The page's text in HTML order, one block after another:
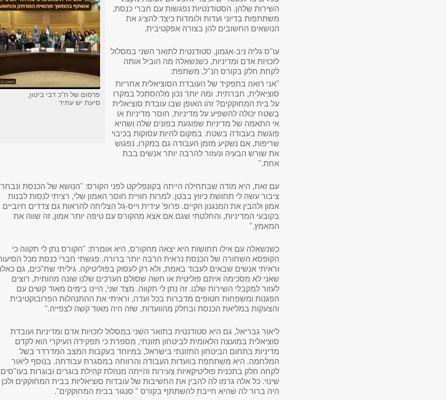
פרסום של ח"כ דבי ביטון,
סיעת יש עתיד
השירות שלהן. הסטודנטיות נפגשות עם חברי כנסת,
משתתפות בדיוני ועדות ולומדות כיצד להציג את
הנושאים החשובים להן בצורה אפקטיבית.
עו"ס גליה ניב-אגמון, סטודנטית לתואר השני במסלול
לזכויות אדם ומדיניות, כשנשאלה מה הוביל אותה
לקחת חלק בקורס הנ"ל, משתפת:
"אני רואה בתפקיד של העובדת הסוציאלית אחריות
סוציאלית, חברתית. ומה יותר נכון מלהסתכל במקרו
על בית המחוקקים? זהו האופן שבו עובדת סוציאלית
בשטח יכולה להשפיע על מדיניות, חוסר מדיניות או
אי התאמה של מדיניות שפוגעת בפונים שלה ושהיא
פוגשת בעבודה בשטח. במקום להיות עסוקות בכיבוי
שריפות, אם נשקיע מזמן העבודה גם במקרו, נפגוש
את שורש הבעיה ונעזור להרבה יותר אנשים בבת
אחת."
עם זאת, היא מודה שבתחילה הייתה בקונפליקט לפני הקורס: "הנושא של הכנסת
ציבור עשה לי תחושת כיווץ בבטן. למרות חוויית חוסר האמון שלי, רציתי לנסות לבנות
אמון ולהבין את המנגנון הקיים. פרופ' עידית וייס-גל הצליחה להראות גם צדדים חיוביים
בקובעי המדיניות, והחלטתי שגם אם אצא מהקורס עם טיפה יותר אמון, זה שווה את
המאמץ."
כשנשאלה עם אילו תחושות היא יצאה מהקורס, היא אומרת: "הקורס נתן לי תקווה כי
הקופסא השחורה של הכנסת נראית הרבה יותר ברורה. פגשתי חברי כנסת מכל
וראיתי אנשים שבאים לעבוד באמת, ולא רק לעסוק בפוליטיקה. גיליתי שח"כים, גם
שאני לא מסכימה איתם פוליטית או חשה שסולם הערכים שלנו שונה מהותית, רוצים
לעזור למקבלי השירות שלנו. זה נתן לי תקווה. מצד שני, היינו בימים מאוד קשים עם
הפגנות ומשפחות חטופים מדברות בכל ועדה, וראיתי את ההתנהלות הפרובוקטיבית
והצעקות במליאת הכנסת ובחלק מהוועדות, שזה היה מאוד קשה לצפייה."
ליאור גבריאל, גם היא סטודנטית בתואר השני במסלול לזכויות אדם ומדיניות ועובדת
סוציאלית במועצה הלאומית לביטחון תזונתי, מספרת כי תפקידה העיקרי הוא לקדם
מדיניות בתחום הביטחון התזונתי בישראל, במיוחד בעקבות המצב המדרדר בשל
המלחמה. היא משתתפת בוועדות העבודה והרווחה במסגרת עבודתה. בנוסף ליאור
לקחה חלק בתכנית פוליטיקאיות צעירות והייתה מנהלת קהילת בוגרים ובוגרות בעו"סים
שינוי. כל אלה גרמו לה להבין את החשיבות של עובדות סוציאליות בבית המחוקקים ולכן
היה ברור לה שהיא חייבת להשתתף בקורס " סנגור בבית המחוקקים".